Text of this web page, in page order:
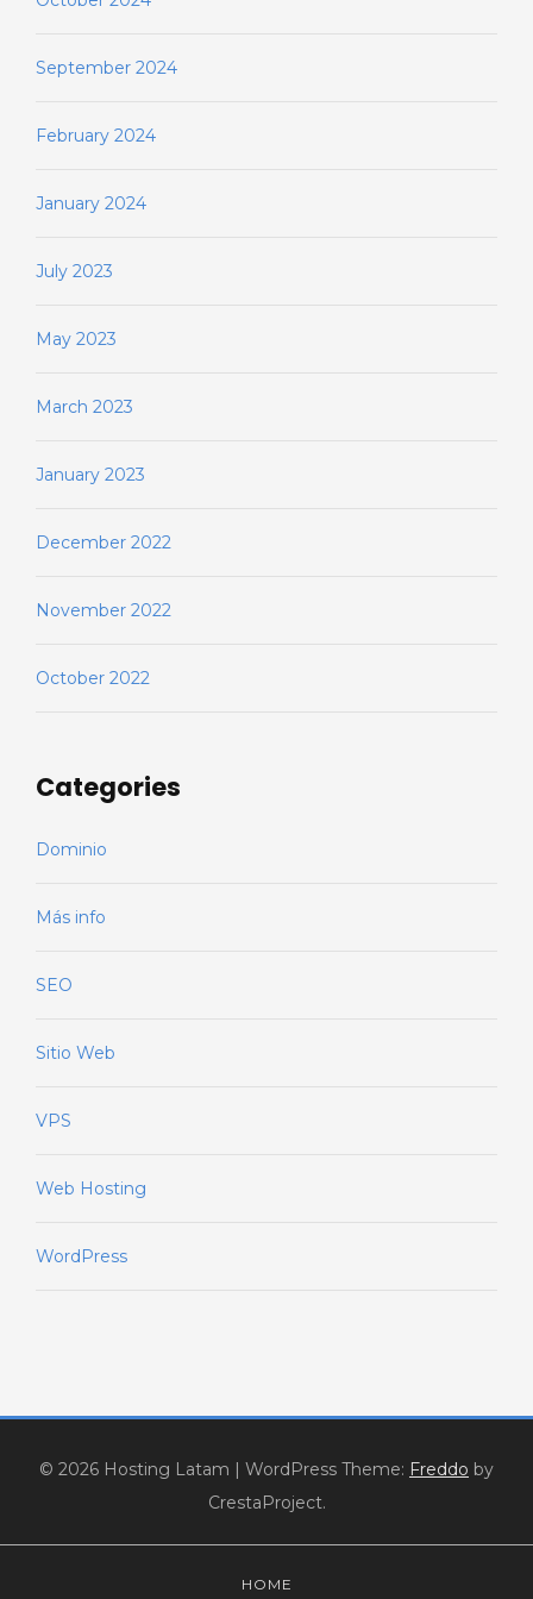
September 2024
February 2024
January 2024
July 2023
May 2023
March 2023
January 2023
December 2022
November 2022
October 2022
Categories
Dominio
Más info
SEO
Sitio Web
VPS
Web Hosting
WordPress
© 2026 Hosting Latam | WordPress Theme: Freddo by
CrestaProject.
HOME